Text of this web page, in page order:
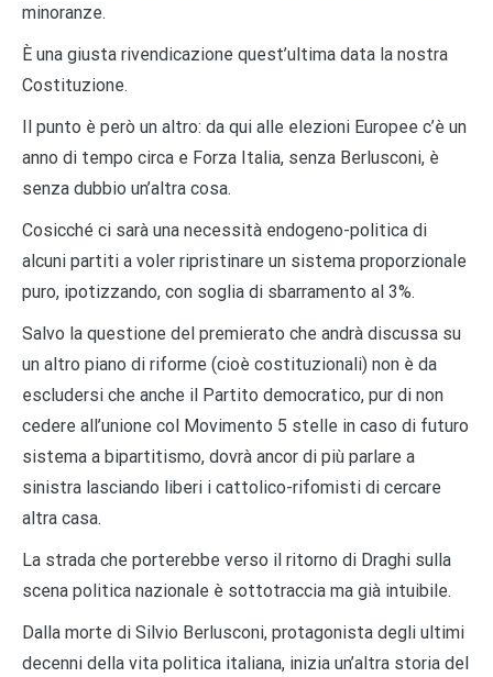
minoranze.
È una giusta rivendicazione quest’ultima data la nostra
Costituzione.
Il punto è però un altro: da qui alle elezioni Europee c’è un
anno di tempo circa e Forza Italia, senza Berlusconi, è
senza dubbio un’altra cosa.
Cosicché ci sarà una necessità endogeno-politica di
alcuni partiti a voler ripristinare un sistema proporzionale
puro, ipotizzando, con soglia di sbarramento al 3%.
Salvo la questione del premierato che andrà discussa su
un altro piano di riforme (cioè costituzionali) non è da
escludersi che anche il Partito democratico, pur di non
cedere all’unione col Movimento 5 stelle in caso di futuro
sistema a bipartitismo, dovrà ancor di più parlare a
sinistra lasciando liberi i cattolico-rifomisti di cercare
altra casa.
La strada che porterebbe verso il ritorno di Draghi sulla
scena politica nazionale è sottotraccia ma già intuibile.
Dalla morte di Silvio Berlusconi, protagonista degli ultimi
decenni della vita politica italiana, inizia un’altra storia del